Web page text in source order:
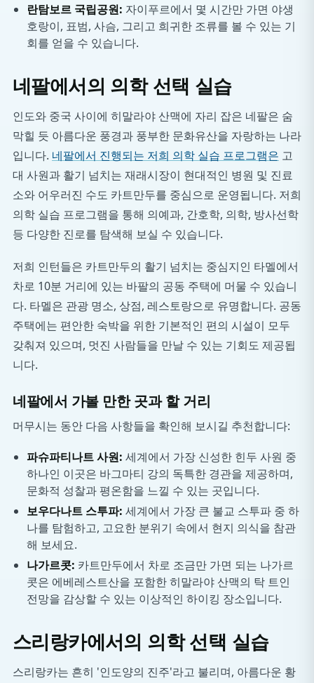
란탐보르 국립공원: 자이푸르에서 몇 시간만 가면 야생
호랑이, 표범, 사슴, 그리고 희귀한 조류를 볼 수 있는 기
회를 얻을 수 있습니다.
네팔에서의 의학 선택 실습
인도와 중국 사이에 히말라야 산맥에 자리 잡은 네팔은 숨
막힐 듯 아름다운 풍경과 풍부한 문화유산을 자랑하는 나라
입니다. 네팔에서 진행되는 저희 의학 실습 프로그램은 고
대 사원과 활기 넘치는 재래시장이 현대적인 병원 및 진료
소와 어우러진 수도 카트만두를 중심으로 운영됩니다. 저희
의학 실습 프로그램을 통해 의예과, 간호학, 의학, 방사선학
등 다양한 진로를 탐색해 보실 수 있습니다.
저희 인턴들은 카트만두의 활기 넘치는 중심지인 타멜에서
차로 10분 거리에 있는 바팔의 공동 주택에 머물 수 있습니
다. 타멜은 관광 명소, 상점, 레스토랑으로 유명합니다. 공동
주택에는 편안한 숙박을 위한 기본적인 편의 시설이 모두
갖춰져 있으며, 멋진 사람들을 만날 수 있는 기회도 제공됩
니다.
네팔에서 가볼 만한 곳과 할 거리
머무시는 동안 다음 사항들을 확인해 보시길 추천합니다:
파슈파티나트 사원: 세계에서 가장 신성한 힌두 사원 중
하나인 이곳은 바그마티 강의 독특한 경관을 제공하며,
문화적 성찰과 평온함을 느낄 수 있는 곳입니다.
보우다나트 스투파: 세계에서 가장 큰 불교 스투파 중 하
나를 탐험하고, 고요한 분위기 속에서 현지 의식을 참관
해 보세요.
나가르콧: 카트만두에서 차로 조금만 가면 되는 나가르
콧은 에베레스트산을 포함한 히말라야 산맥의 탁 트인
전망을 감상할 수 있는 이상적인 하이킹 장소입니다.
스리랑카에서의 의학 선택 실습
스리랑카는 흔히 '인도양의 진주'라고 불리며, 아름다운 황